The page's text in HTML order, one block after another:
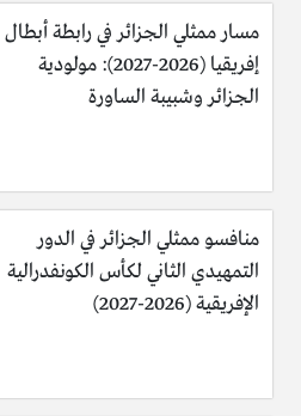
مسار ممثلي الجزائر في رابطة أبطال
إفريقيا (2026-2027): مولودية
الجزائر وشبيبة الساورة
منافسو ممثلي الجزائر في الدور
التمهيدي الثاني لكأس الكونفدرالية
الإفريقية (2026-2027)